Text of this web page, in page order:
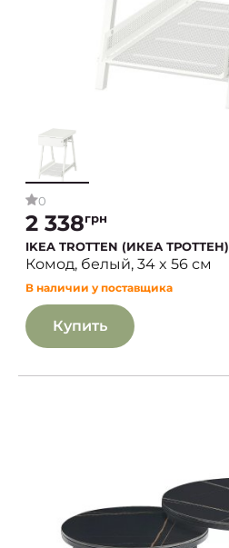
0
2 338грн
IKEA TROTTEN (ИКЕА ТРОТТЕН)
Комод, белый, 34 x 56 см
В наличии у поставщика
Купить